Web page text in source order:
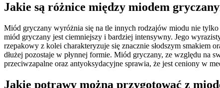
Jakie są różnice między miodem
Miód gryczany wyróżnia się na tle innych rodzajów miodu nie
miód gryczany jest ciemniejszy i bardziej intensywny. Jego
rzepakowy z kolei charakteryzuje się znacznie słodszym smakiem
dłużej pozostaje w płynnej formie. Miód gryczany, ze względu na
przeciwzapalne oraz antyoksydacyjne sprawia, że jest ceniony w
Jakie potrawy można przygotować z